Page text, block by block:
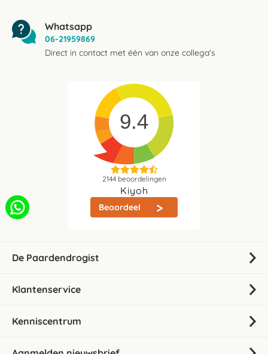
Whatsapp
06-21959869
Direct in contact met één van onze collega's
9.4
2144beoordelingen
Kiyoh
Beoordeel
De Paardendrogist
Klantenservice
Kenniscentrum